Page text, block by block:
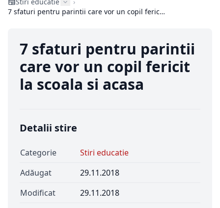
7 sfaturi pentru parintii care vor un copil fericit la scoala si acasa
7 sfaturi pentru parintii
care vor un copil fericit
la scoala si acasa
Detalii stire
Categorie
Stiri educatie
Adăugat
29.11.2018
Modificat
29.11.2018